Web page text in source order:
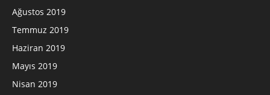
Ağustos 2019
Temmuz 2019
Haziran 2019
Mayıs 2019
Nisan 2019